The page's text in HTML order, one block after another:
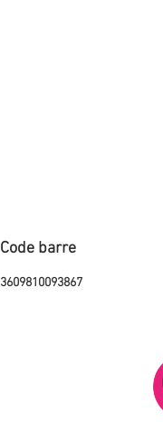
Code barre
3609810093867